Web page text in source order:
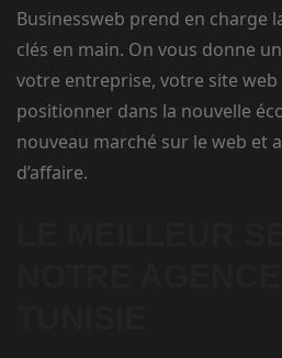
Businessweb prend en charge
clés en main. On vous donne
votre entreprise, votre site
positionner dans la nouvelle
nouveau marché sur le web et
d’affaire.